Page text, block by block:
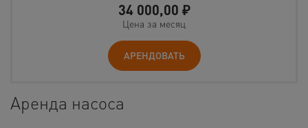
34 000,00 ₽
Цена за месяц
АРЕНДОВАТЬ
Аренда насоса